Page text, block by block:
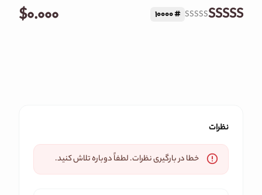
قیمت لحظه ای SSSSS
SSSSS
SSSSS
#
10000 $۰.۰۰۰
نظرات
خطا در بارگیری نظرات. لطفاً دوباره تلاش کنید.